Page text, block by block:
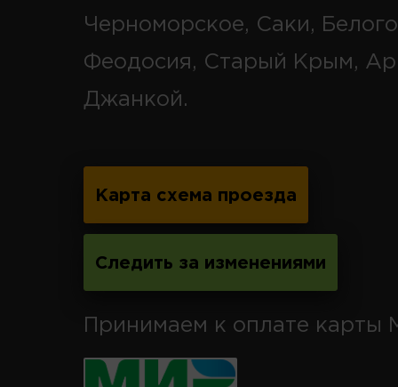
Черноморское, Саки,
Феодосия, Старый Крым,
Джанкой.
Карта схема проезда
Следить за изменениями
Принимаем к оплате карты